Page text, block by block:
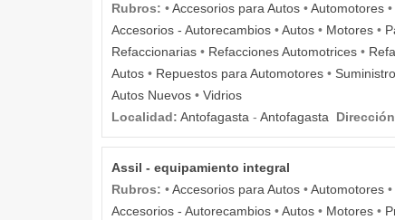
Rubros: •Accesorios para Autos •Automotores •
Accesorios - Autorecambios •Autos • Motores •
Refaccionarias • Refacciones Automotrices •
Autos • Repuestos para Automotores •
Autos Nuevos • Vidrios
Localidad: Antofagasta - Antofagasta
Assil - equipamiento integral
Rubros: •Accesorios para Autos •Automotores •
Accesorios - Autorecambios •Autos • Motores •